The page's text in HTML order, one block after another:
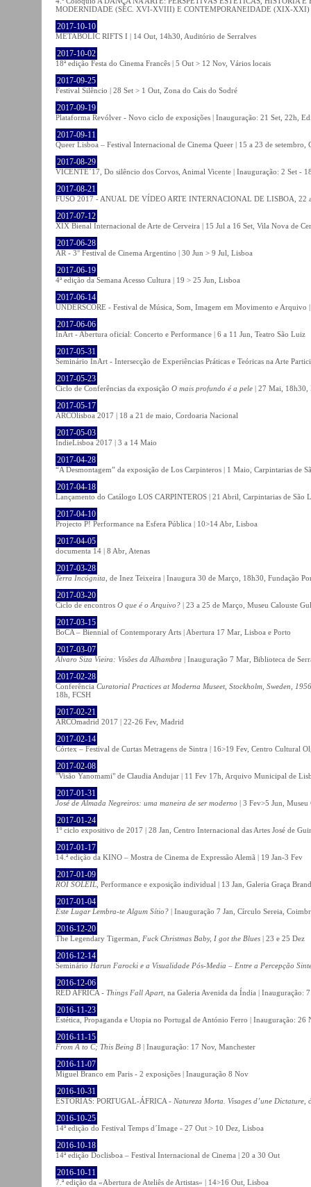
MODERNIDADE (SÉC. XVI-XVIII) E CONTEMPORANEIDADE (XIX-XXI)
2017-10-10
METABOLIC RIFTS I | 14 Out, 14h30, Auditório de Serralves
2017-10-02
18ª edição Festa do Cinema Francês | 5 Out > 12 Nov, Vários locais
2017-09-25
Festival Silêncio | 28 Set > 1 Out, Zona do Cais do Sodré
2017-09-19
Plataforma Revólver - Novo ciclo de exposições | Inauguração: 21 Set, 22h,
2017-09-11
Queer Lisboa – Festival Internacional de Cinema Queer | 15 a 23 de setembro,
2017-08-29
VICENTE´17, Do silêncio dos Corvos, Animal Vicente | Inauguração: 2 Set -
2017-08-21
FUSO 2017 - ANUAL DE VÍDEO ARTE INTERNACIONAL DE LISBOA, 22
2017-07-12
XIX Bienal Internacional de Arte de Cerveira | 15 Jul a 16 Set, Vila Nova de
2017-06-28
AR - 3° Festival de Cinema Argentino | 30 Jun > 9 Jul, Lisboa
2017-06-19
4ª edição da Semana Acesso Cultura | 19 > 25 Jun, Lisboa
2017-06-14
UNDERSCORE - Festival de Música, Som, Imagem em Movimento e Arquivo
2017-06-06
InArt - Abertura oficial: Concerto e Performance | 6 a 11 Jun, Teatro São Luiz
2017-05-31
Seminário InArt - Intersecção de Experiências Práticas e Teóricas na Arte
2017-05-23
Ciclo de Conferências da exposição O mais profundo é a pele | 27 Mai, 18h30,
2017-05-17
ARCOlisboa 2017 | 18 a 21 de maio, Cordoaria Nacional
2017-05-03
IndieLisboa 2017 | 3 a 14 Maio
2017-04-28
“A Desmontagem” da exposição de Los Carpinteros | 1 Maio, Carpintarias de
2017-04-18
Lançamento do Catálogo LOS CARPINTEROS | 21 Abril, Carpintarias de São
2017-04-10
Projecto P! Performance na Esfera Pública | 10>14 Abr, Lisboa
2017-04-05
documenta 14 | 8 Abr, Atenas
2017-03-28
Terra Incógnita , de Inez Teixeira | Inaugura 30 de Março, 18h30, Fundação
2017-03-20
Ciclo de encontros O que é o Arquivo? | 23 a 25 de Março, Museu Calouste
2017-03-15
BoCA – Biennial of Contemporary Arts | Abertura 17 Mar, Lisboa e Porto
2017-03-07
Álvaro Siza Vieira: Visões da Alhambra | Inauguração 7 Mar, Biblioteca de
2017-02-28
Conferência Curatorial Practices at Moderna Museet, Stockholm, Sweden,
18h, FCSH
2017-02-21
ARCOmadrid 2017 | 22-26 Fev, Madrid
2017-02-14
Córtex – Festival de Curtas Metragens de Sintra | 16>19 Fev, Centro Cultural
2017-02-08
"Visão Yanomami" de Claudia Andujar | 11 Fev 17h, Arquivo Municipal de
2017-01-31
José de Almada Negreiros: uma maneira de ser moderno | 3 Fev>5 Jun,
2017-01-24
1º ciclo expositivo de 2017 | 28 Jan, Centro Internacional das Artes José de
2017-01-17
14.ª edição da KINO – Mostra de Cinema de Expressão Alemã | 19 Jan-3 Fev
2017-01-09
ROI SOLEIL , Performance e exposição individual | 13 Jan, Galeria Graça
2017-01-04
Este Lugar Lembra-te Algum Sítio? | Inauguração 7 Jan, Círculo Sereia,
2016-12-20
The Legendary Tigerman, Fuck Christmas Baby, I got the Blues | 23 e 25 Dez
2016-12-14
Seminário Harun Farocki e a Visualidade Pós-Media – Entre a Percepção
2016-12-06
RED AFRICA - Things Fall Apart , na Galeria Avenida da Índia | Inauguração:
2016-11-23
Estética, Propaganda e Utopia no Portugal de António Ferro | Inauguração: 26
2016-11-15
From A to C; This Being B | Inauguração: 17 Nov, Manchester
2016-11-07
Miguel Branco em Paris - 2 exposições | Inauguração 8 Nov
2016-10-31
ESTÓRIAS: PORTUGAL-ÁFRICA - Natureza Morta. Visages d’une Dictature
2016-10-25
14ª edição do Festival Temps d´Image - 27 Out > 10 Dez, Lisboa
2016-10-18
14ª edição Doclisboa – Festival Internacional de Cinema | 20 a 30 Out
2016-10-11
7.ª edição da «Abertura de Ateliês de Artistas» | 14>16 Out, Lisboa